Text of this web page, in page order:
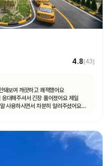
4.8(43)
돼보여 깨끗하고 쾌적했어요
대해주셔서 긴장 풀어졌어요 제일
사용하시면서 차분히 알려주셨어요